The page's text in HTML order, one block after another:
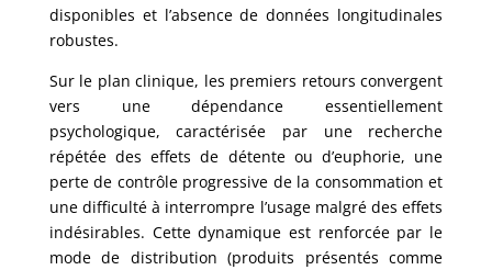
disponibles et l’absence de données longitudinales
robustes.
Sur le plan clinique, les premiers retours convergent
vers une dépendance essentiellement
psychologique, caractérisée par une recherche
répétée des effets de détente ou d’euphorie, une
perte de contrôle progressive de la consommation et
une difficulté à interrompre l’usage malgré des effets
indésirables. Cette dynamique est renforcée par le
mode de distribution (produits présentés comme